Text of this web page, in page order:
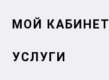
МОЙ КАБИНЕТ
УСЛУГИ